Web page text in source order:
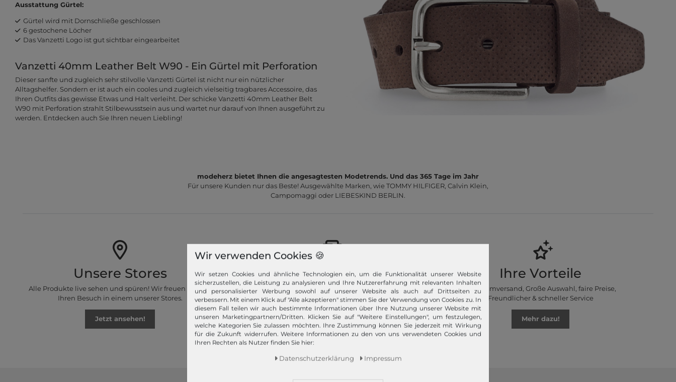
Ausstattung Gürtel:
Gürtel wird mit Dornschließe geschlossen
6 gestochene Löcher
Das Vanzetti Logo ist gut sichtbar eingearbeitet
Vanzetti 40mm Leather Belt W90 - Ein Gürtel mit Perforation
Dieser sanfte und zugleich sehr stilvolle Vanzetti Gürtel ist nicht nur ein nützlicher
Alltagshelfer. Sondern er ist auch ein cooles und zugleich vielseitig tragbares Accessoire, das
Ihren Outfits das gewisse Etwas und Halt verleiht. Der schicke Vanzetti 40mm Leather Belt
W90 mit Perforation strahlt Stilbewusstsein aus und wartet nur darauf von Ihnen ausgeführt zu
werden. Entdecken auch Sie Ihren neuen Liebling!
modeherz bietet Ihnen die angesagtesten Modetrends. Und das 365 Tage im Jahr
Für unsere Kunden nur das Beste! Ausgewählte Marken, wie TOMMY HILFIGER, Calvin Klein,
Campomaggi oder LIEBESKIND BERLIN.
Unsere Stores
Alle Produkte live sehen und spüren! Wir freuen uns auf
Ihren Besuch in einem unserer Stores.
Jetzt ansehen!
Schneller Versand!
Wir versenden Ihre Bestellung schnell per
Premiumversand.
Mehr dazu!
Ihre Vorteile
Premiumversand, Große Auswahl, faire Preise,
Freundlicher & schneller Service
Mehr dazu!
Wir verwenden Cookies 🍪
Wir setzen Cookies und ähnliche Technologien ein, um die Funktionalität unserer Website
sicherzustellen, die Leistung zu analysieren und Ihre Nutzererfahrung mit relevanten Inhalten
und personalisierter Werbung sowohl auf unserer Website als auch auf Drittseiten zu
verbessern. Mit einem Klick auf "Alle akzeptieren" stimmen Sie der Verwendung von Cookies zu. In
diesem Fall teilen wir auch bestimmte Informationen über Ihre Nutzung unserer Website mit
unseren Marketingpartnern/Dritten. Klicken Sie auf "Weitere Einstellungen", um festzulegen,
welche Kategorien Sie zulassen möchten. Ihre Zustimmung können Sie jederzeit mit Wirkung
für die Zukunft widerrufen. Weitere Informationen zu den von uns verwendeten Cookies und
Ihren Rechten als Nutzer finden Sie hier:
Daten­schutz­erklärung Impressum